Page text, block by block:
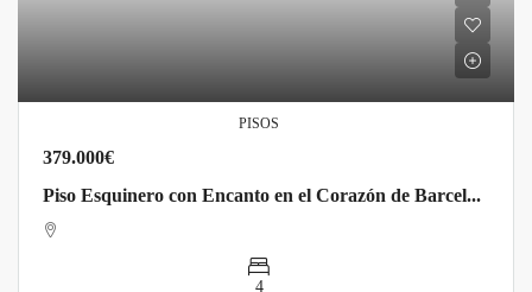
PISOS
379.000€
Piso Esquinero con Encanto en el Corazón de Barcelona – ¡Listo para Entrar a Vivir!
4